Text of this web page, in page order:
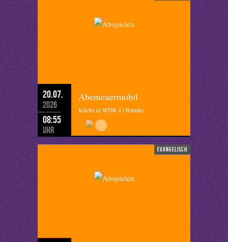
20.07.
2026
08:55
Uhr
Abenteuermobil
Kirche in WDR 4 | Warnke
evangelisch